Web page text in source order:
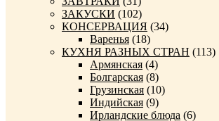
ЗАКУСКИ (102)
КОНСЕРВАЦИЯ (34)
Варенья (18)
КУХНЯ РАЗНЫХ СТРАН (113)
Армянская (4)
Болгарская (8)
Грузинская (10)
Индийская (9)
Ирландские блюда (6)